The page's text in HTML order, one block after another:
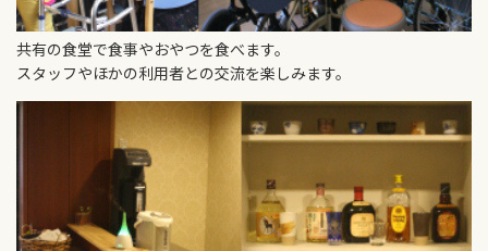
共有の食堂で食事やおやつを食べます。
スタッフやほかの利用者との交流を楽しみます。